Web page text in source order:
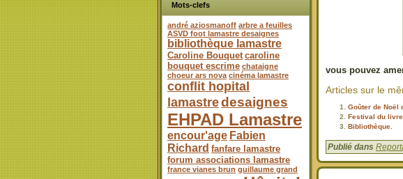
Mots-clefs
andré aziosmanoff arbre a feuilles
ASVD foot lamastre desaignes
bibliothèque lamastre
Caroline Bouquet caroline
bouquet escrime chataigne
choeur ars nova cinéma lamastre
conflit hopital
lamastredesaignes
EHPAD Lamastre
encour'age Fabien
Richard fanfare lamastre
forum associations lamastre
france vianes brun guillaume grand
vous pouvez
Articles sur le
Goûter de Noël
Festival du livre
Bibliothèque.
Publié dans